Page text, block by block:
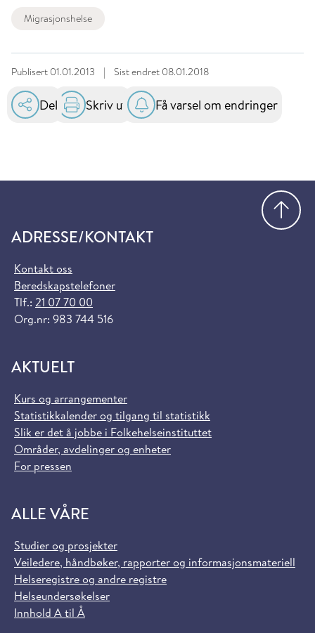
Migrasjonshelse
Publisert 01.01.2013 | Sist endret 08.01.2018
Del Skriv ut Få varsel om endringer
ADRESSE/KONTAKT
Kontakt oss
Beredskapstelefoner
Tlf.: 21 07 70 00
Org.nr: 983 744 516
AKTUELT
Kurs og arrangementer
Statistikkalender og tilgang til statistikk
Slik er det å jobbe i Folkehelseinstituttet
Områder, avdelinger og enheter
For pressen
ALLE VÅRE
Studier og prosjekter
Veiledere, håndbøker, rapporter og informasjonsmateriell
Helseregistre og andre registre
Helseundersøkelser
Innhold A til Å